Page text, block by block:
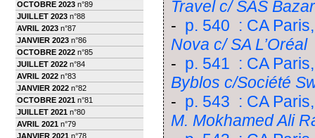
OCTOBRE 2023 n°89
JUILLET 2023 n°88
AVRIL 2023 n°87
JANVIER 2023 n°86
OCTOBRE 2022 n°85
JUILLET 2022 n°84
AVRIL 2022 n°83
JANVIER 2022 n°82
OCTOBRE 2021 n°81
JUILLET 2021 n°80
AVRIL 2021 n°79
JANVIER 2021 n°78
Travel c/ SAS
- p. 540 : CA
Nova c/ SA L’Oréal
- p. 541 : CA
Byblos c/Société
- p. 543 : CA
M. Mokhamed Ali